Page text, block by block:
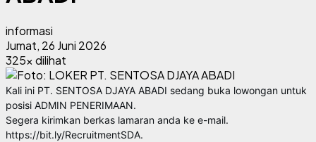
informasi
Jumat, 26 Juni 2026
325x dilihat
Kali ini PT. SENTOSA DJAYA ABADI sedang buka lowongan untuk
posisi ADMIN PENERIMAAN.
Segera kirimkan berkas lamaran anda ke e-mail.
https://bit.ly/RecruitmentSDA.